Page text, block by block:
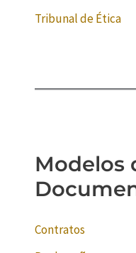
Tribunal de Ética
Modelos
Contratos